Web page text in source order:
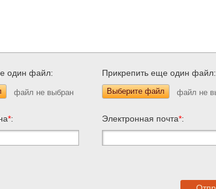
один файл: Прикрепить еще один файл:
Выберите файл
*: Электронная почта*: